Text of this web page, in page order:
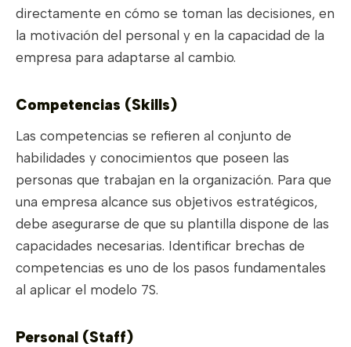
directamente en cómo se toman las decisiones, en
la motivación del personal y en la capacidad de la
empresa para adaptarse al cambio.
Competencias (Skills)
Las competencias se refieren al conjunto de
habilidades y conocimientos que poseen las
personas que trabajan en la organización. Para que
una empresa alcance sus objetivos estratégicos,
debe asegurarse de que su plantilla dispone de las
capacidades necesarias. Identificar brechas de
competencias es uno de los pasos fundamentales
al aplicar el modelo 7S.
Personal (Staff)